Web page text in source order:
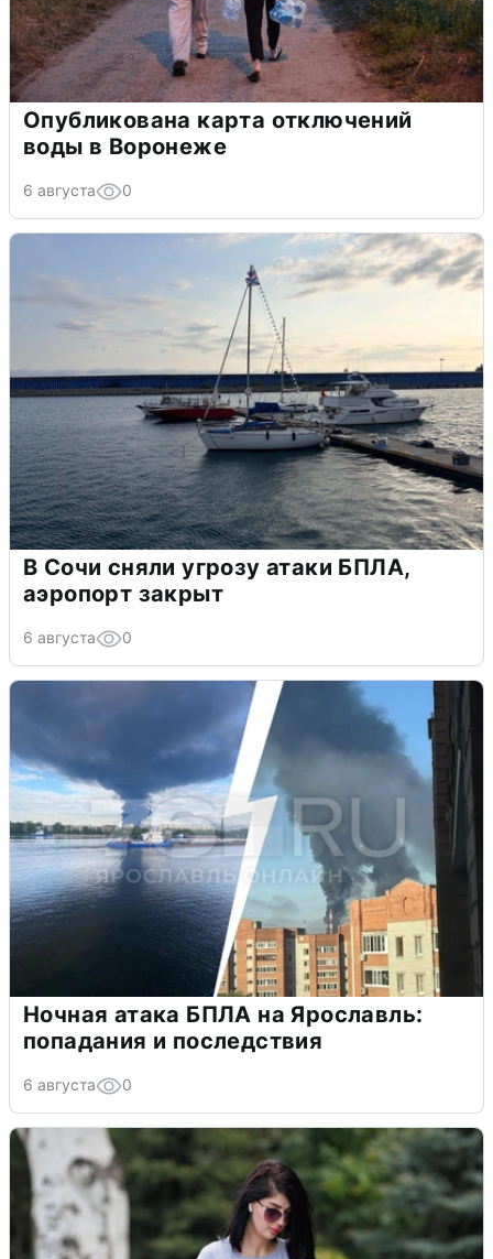
Опубликована карта отключений
воды в Воронеже
6 августа 0
В Сочи сняли угрозу атаки БПЛА,
аэропорт закрыт
6 августа 0
Ночная атака БПЛА на Ярославль:
попадания и последствия
6 августа 0